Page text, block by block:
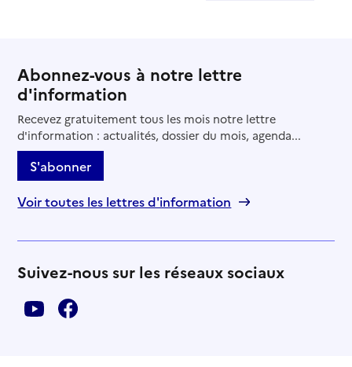
Abonnez-vous à notre lettre
d'information
Recevez gratuitement tous les mois notre lettre
d'information : actualités, dossier du mois, agenda...
S'abonner
Voir toutes les lettres d'information
Suivez-nous sur les réseaux sociaux